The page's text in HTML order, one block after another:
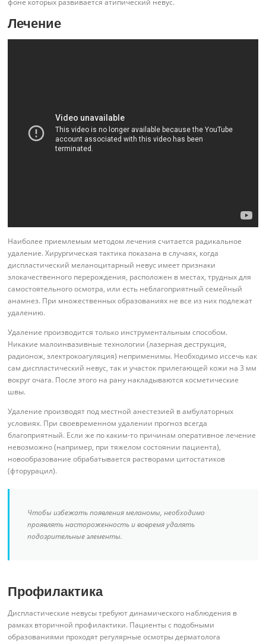
фоне которых развивается атипический невус.
Лечение
Наиболее приемлемым методом лечения считается радикальное
удаление. Хирургическая тактика показана в случаях, когда
диспластический меланоцитарный невус имеет признаки
злокачественного перерождения, расположен в местах, трудных для
самостоятельного осмотра, или есть неблагоприятный семейный
анамнез. При множественных образованиях не все из них подлежат
удалению.
Удаление производится только инструментальным способом.
Никакие малоинвазивные технологии (лазерная деструкция,
радионож, электрокоагуляция) неприменимы. Необходимо иссечь как
сам диспластический невус, так и участок прилегающей кожи на 3 мм
вокруг очага. После этого на рану накладываются косметические
швы.
Удаление производят под местной анестезией в амбулаторных
условиях. При своевременном удалении прогноз всегда
благоприятный. Если же по каким-то причинам оперативное лечение
невозможно (например, при тяжелом состоянии пациента),
новообразование обрабатывается растворами цитостатиков
(фторурацил).
Чтобы избежать появления меланомы, необходимо
проявлять настороженность и вовремя удалять
подозрительные элементы.
Профилактика
Диспластические невусы требуют динамического наблюдения в
рамках вторичной профилактики. Пациенты с подобными
образованиями проходят регулярные осмотры дерматолога